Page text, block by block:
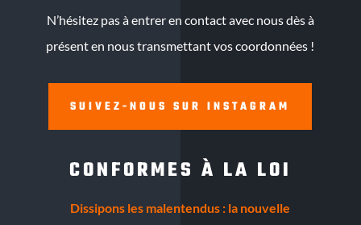
N’hésitez pas à entrer en contact avec nous dès à
présent en nous transmettant vos coordonnées !
SUIVEZ-NOUS SUR INSTAGRAM
CONFORMES À LA LOI
Dissipons les malentendus : la nouvelle